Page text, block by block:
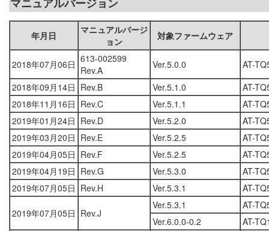
年月日
マニュアルバージ
ョン
対象ファームウェア
2018年07月06日 613-002599
Rev.A
Ver.5.0.0
AT-
2018年09月14日 Rev.B Ver.5.1.0
AT-
2018年11月16日 Rev.C Ver.5.1.1
AT-
2019年01月24日 Rev.D Ver.5.2.0
AT-
2019年03月20日 Rev.E Ver.5.2.5
AT-
2019年04月05日 Rev.F Ver.5.2.5
AT-
2019年04月19日 Rev.G Ver.5.3.0
AT-
2019年07月05日 Rev.H Ver.5.3.1 AT-
2019年07月05日 Rev.J
Ver.5.3.1
AT-
Ver.6.0.0-0.2
AT-